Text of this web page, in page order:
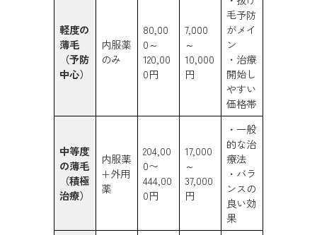
軽度の
薄毛
（予防
中心）
内服薬
のみ
80,00
0～
120,00
0円
7,000
～
10,000
円
毛予防
がメイ
ン
・治療
開始し
やすい
価格帯
中等度
の薄毛
（積極
治療）
内服薬
+外用
薬
204,00
0〜
444,00
0円
17,000
～
37,000
円
・一般
的な治
療法
・バラ
ンスの
良い効
果